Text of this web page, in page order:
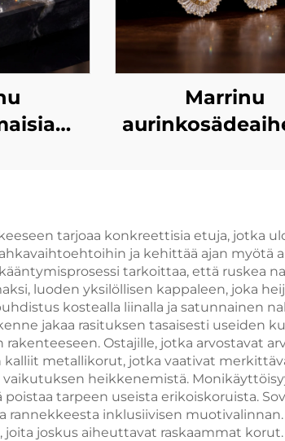
925-
Marrinu
tarjoaa konkreettisia etuja, jotka
ja kehittää ajan myötä
tarkoittaa, että ruskea
luoden yksilöllisen kappaleen, joka
kostealla liinalla ja satunnainen
jakaa rasituksen tasaisesti useiden
Ostajille, jotka arvostavat
metallikorut, jotka vaativat
heikkenemistä.
tarpeen useista erikoiskoruista.
inklusiivisen
joskus aiheuttavat raskaammat